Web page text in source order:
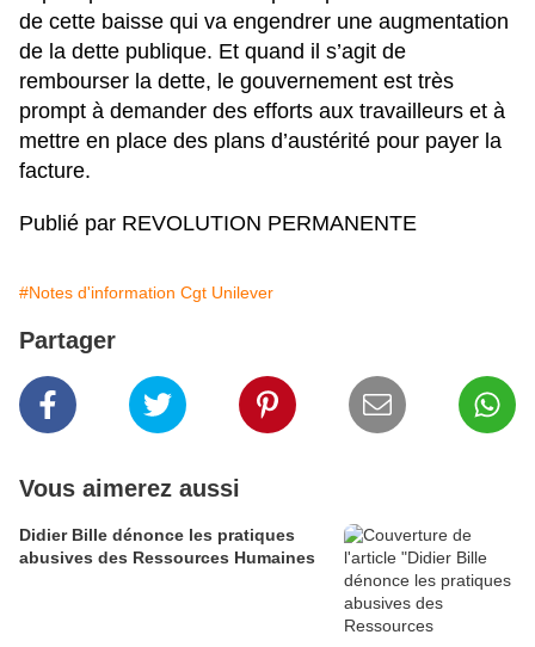
de cette baisse qui va engendrer une augmentation
de la dette publique. Et quand il s’agit de
rembourser la dette, le gouvernement est très
prompt à demander des efforts aux travailleurs et à
mettre en place des plans d’austérité pour payer la
facture.
Publié par REVOLUTION PERMANENTE
#Notes d'information Cgt Unilever
Partager
Vous aimerez aussi
Didier Bille dénonce les pratiques
abusives des Ressources Humaines